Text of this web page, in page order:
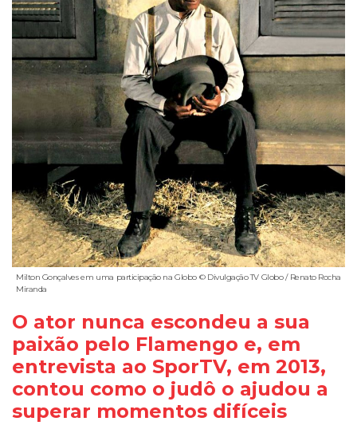
Milton Gonçalves em uma participação na Globo © Divulgação TV Globo / Renato Rocha
Miranda
O ator nunca escondeu a sua
paixão pelo Flamengo e, em
entrevista ao SporTV, em 2013,
contou como o judô o ajudou a
superar momentos difíceis